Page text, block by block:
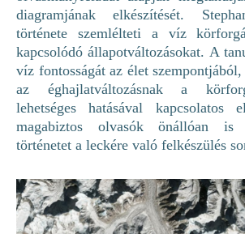
diagramjának elkészítését.
története szemlélteti a víz
kapcsolódó állapotváltozásokat. A
víz fontosságát az élet
az éghajlatváltozásnak a
lehetséges hatásával kapcsolatos
magabiztos olvasók önállóan is
történetet a leckére való felkészülés